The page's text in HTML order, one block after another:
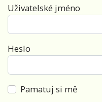
Uživatelské jméno
Heslo
Pamatuj si mě